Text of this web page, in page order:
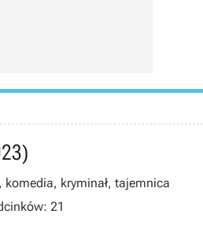
kryminał, tajemnica
21